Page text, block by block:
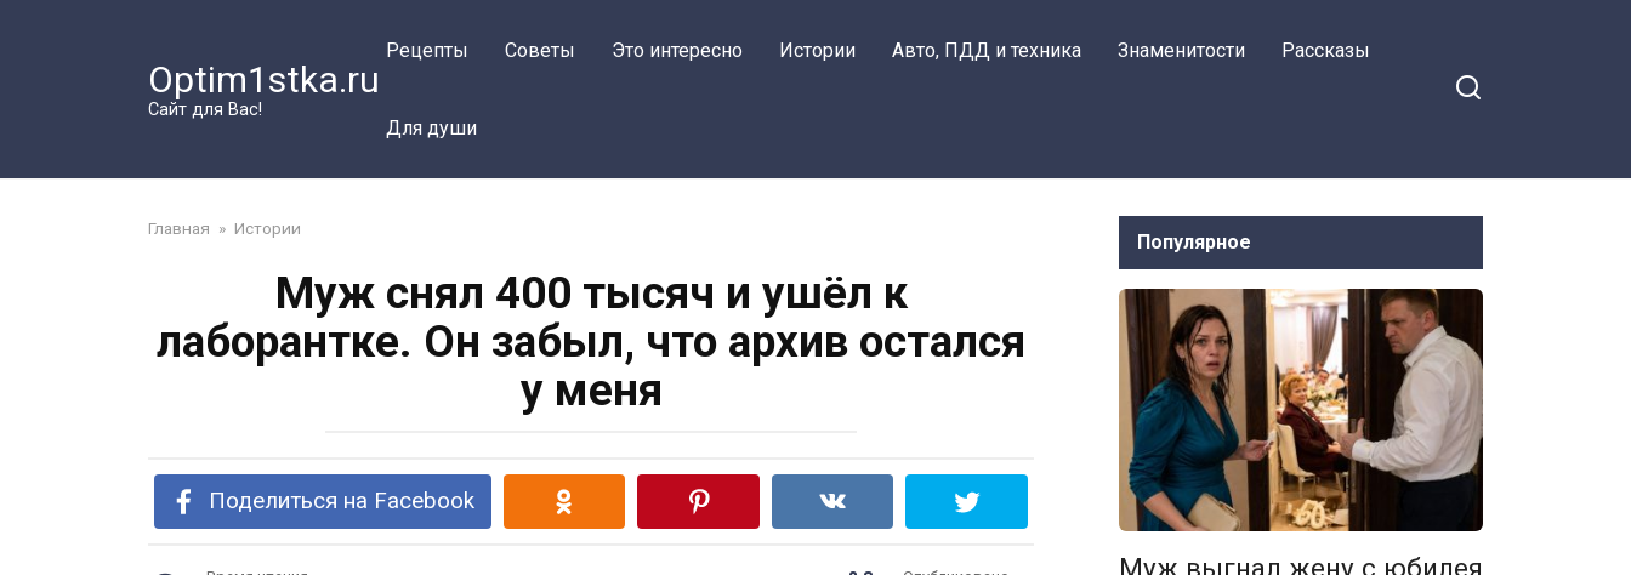
Optim1stka.ru
Сайт для Вас!
Рецепты Советы Это интересно Истории Авто, ПДД и техника Знаменитости Рассказы
Для души
Главная » Истории
Муж снял 400 тысяч и ушёл к
лаборантке. Он забыл, что архив остался
у меня
Поделиться на Facebook
Популярное
Муж выгнал жену с юбилея